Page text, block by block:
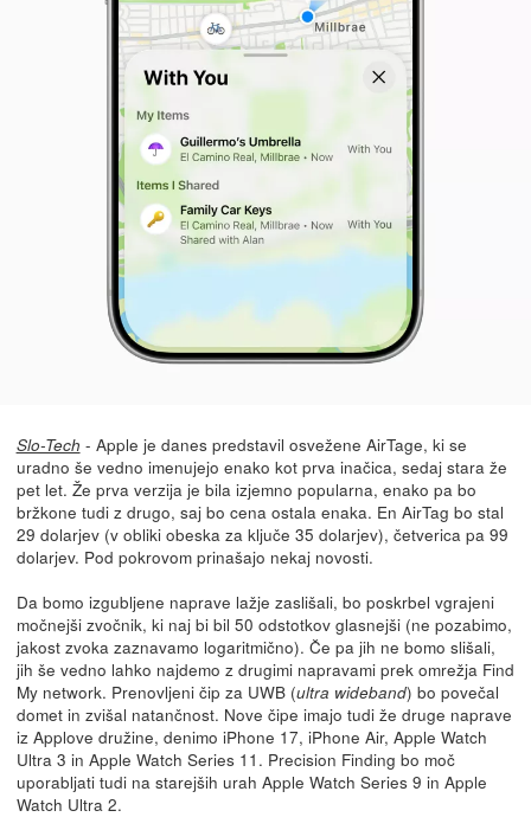
Slo-Tech - Apple je danes predstavil osvežene AirTage, ki se
uradno še vedno imenujejo enako kot prva inačica, sedaj stara že
pet let. Že prva verzija je bila izjemno popularna, enako pa bo
bržkone tudi z drugo, saj bo cena ostala enaka. En AirTag bo stal
29 dolarjev (v obliki obeska za ključe 35 dolarjev), četverica pa 99
dolarjev. Pod pokrovom prinašajo nekaj novosti.
Da bomo izgubljene naprave lažje zaslišali, bo poskrbel vgrajeni
močnejši zvočnik, ki naj bi bil 50 odstotkov glasnejši (ne pozabimo,
jakost zvoka zaznavamo logaritmično). Če pa jih ne bomo slišali,
jih še vedno lahko najdemo z drugimi napravami prek omrežja Find
My network. Prenovljeni čip za UWB (ultra wideband) bo povečal
domet in zvišal natančnost. Nove čipe imajo tudi že druge naprave
iz Applove družine, denimo iPhone 17, iPhone Air, Apple Watch
Ultra 3 in Apple Watch Series 11. Precision Finding bo moč
uporabljati tudi na starejših urah Apple Watch Series 9 in Apple
Watch Ultra 2.